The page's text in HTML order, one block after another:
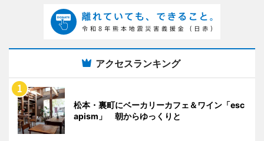
アクセスランキング
松本・裏町にベーカリーカフェ＆ワイン「esc
apism」 朝からゆっくりと